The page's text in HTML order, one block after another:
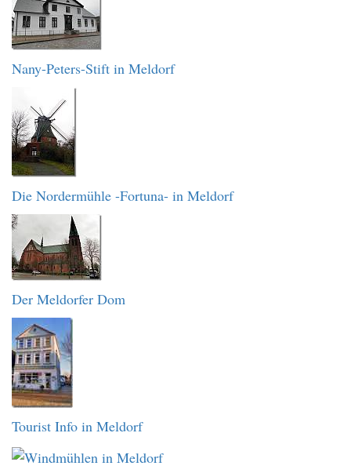
Nany-Peters-Stift in Meldorf
Die Nordermühle -Fortuna- in Meldorf
Der Meldorfer Dom
Tourist Info in Meldorf